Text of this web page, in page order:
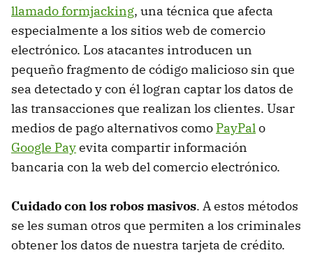
llamado formjacking, una técnica que afecta
especialmente a los sitios web de comercio
electrónico. Los atacantes introducen un
pequeño fragmento de código malicioso sin que
sea detectado y con él logran captar los datos de
las transacciones que realizan los clientes. Usar
medios de pago alternativos como PayPalo
Google Payevita compartir información
bancaria con la web del comercio electrónico.
Cuidado con los robos masivos. A estos métodos
se les suman otros que permiten a los criminales
obtener los datos de nuestra tarjeta de crédito.